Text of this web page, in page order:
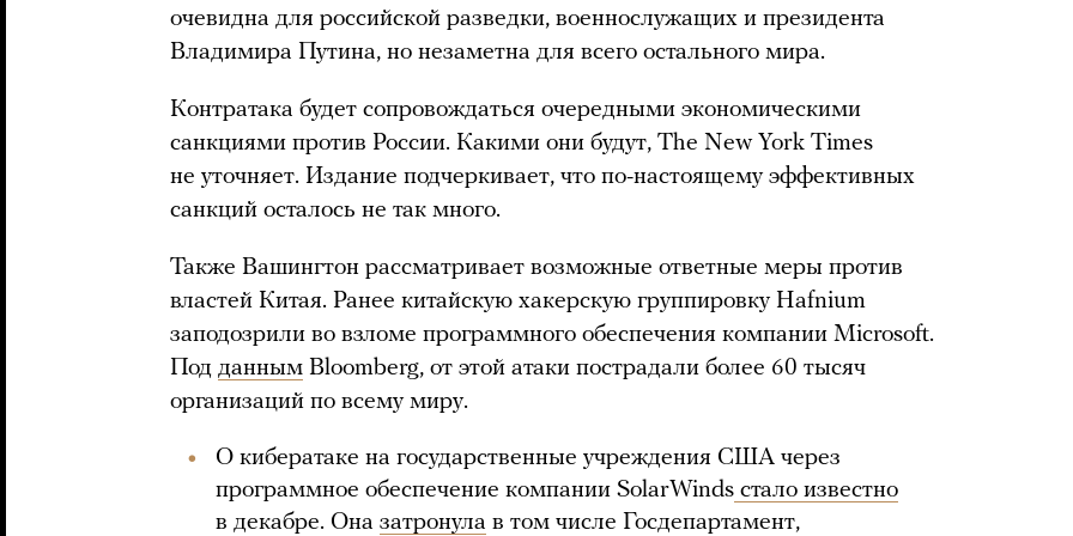
очевидна для российской разведки, военнослужащих и президента
Владимира Путина, но незаметна для всего остального мира.
Контратака будет сопровождаться очередными экономическими
санкциями против России. Какими они будут, The New York Times
не уточняет. Издание подчеркивает, что по-настоящему эффективных
санкций осталось не так много.
Также Вашингтон рассматривает возможные ответные меры против
властей Китая. Ранее китайскую хакерскую группировку Hafnium
заподозрили во взломе программного обеспечения компании Microsoft.
Под данным Bloomberg, от этой атаки пострадали более 60 тысяч
организаций по всему миру.
О кибератаке на государственные учреждения США через
программное обеспечение компании SolarWinds стало известно
в декабре. Она затронула в том числе Госдепартамент,